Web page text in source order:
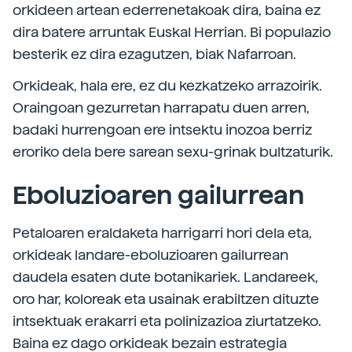
orkideen artean ederrenetakoak dira, baina ez
dira batere arruntak Euskal Herrian. Bi populazio
besterik ez dira ezagutzen, biak Nafarroan.
Orkideak, hala ere, ez du kezkatzeko arrazoirik.
Oraingoan gezurretan harrapatu duen arren,
badaki hurrengoan ere intsektu inozoa berriz
eroriko dela bere sarean sexu-grinak bultzaturik.
Eboluzioaren gailurrean
Petaloaren eraldaketa harrigarri hori dela eta,
orkideak landare-eboluzioaren gailurrean
daudela esaten dute botanikariek. Landareek,
oro har, koloreak eta usainak erabiltzen dituzte
intsektuak erakarri eta polinizazioa ziurtatzeko.
Baina ez dago orkideak bezain estrategia